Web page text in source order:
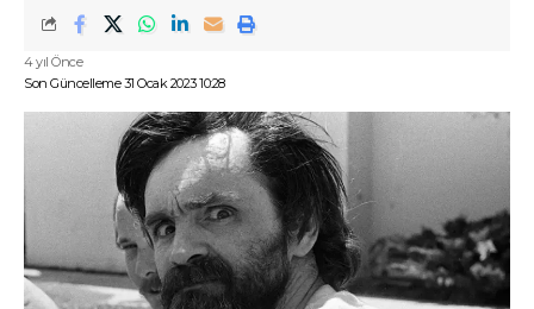
Son Güncelleme 31 Ocak 2023 10:28
4 yıl Önce